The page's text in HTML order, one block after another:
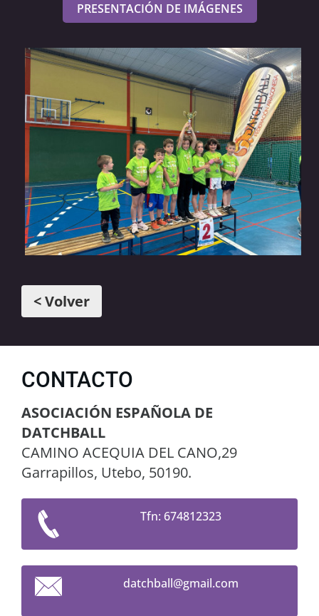
PRESENTACIÓN DE IMÁGENES
< Volver
CONTACTO
ASOCIACIÓN ESPAÑOLA DE
DATCHBALL
CAMINO ACEQUIA DEL CANO,29
Garrapillos, Utebo, 50190.
Tfn: 674812323
datchball@gmail.com